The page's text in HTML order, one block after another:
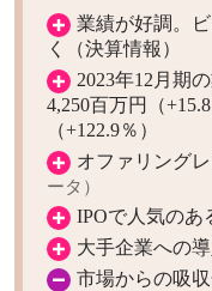
業績が好調。
く（決算情報）
2023年12月期
4,250百万円（
（+122.9％）
オファリング
ータ）
IPOで人気のあ
大手企業への
市場からの吸